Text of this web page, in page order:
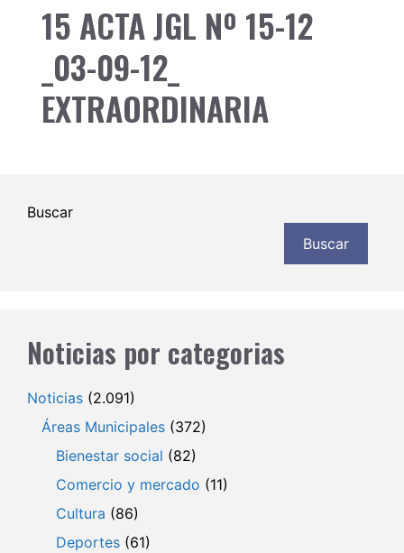
15 ACTA JGL Nº 15-12
_03-09-12_
EXTRAORDINARIA
Buscar
Buscar
Noticias por categorias
Noticias (2.091)
Áreas Municipales (372)
Bienestar social (82)
Comercio y mercado (11)
Cultura (86)
Deportes (61)